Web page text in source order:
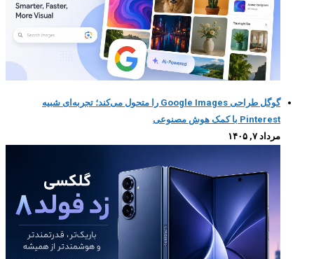
گوگل طراحی Google Images را متحول می‌کند؛ تجربه‌ای شبیه
Pinterest با کمک هوش مصنوعی
مرداد ۷, ۱۴۰۵